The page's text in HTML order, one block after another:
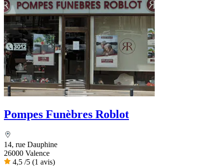
Pompes Funèbres Roblot
14, rue Dauphine
26000 Valence
4,5 /5 (1 avis)